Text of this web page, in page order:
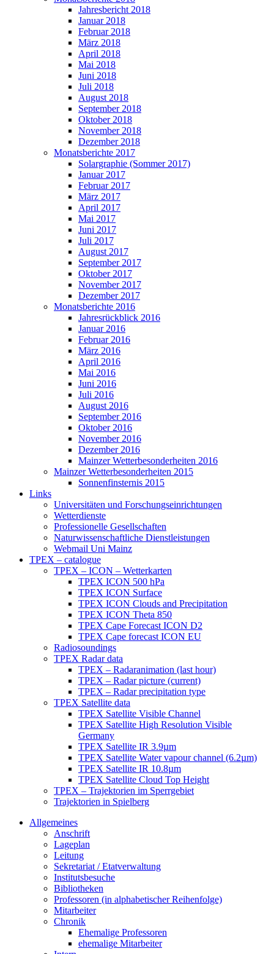
Jahresbericht 2018
Januar 2018
Februar 2018
März 2018
April 2018
Mai 2018
Juni 2018
Juli 2018
August 2018
September 2018
Oktober 2018
November 2018
Dezember 2018
Monatsberichte 2017
Solargraphie (Sommer 2017)
Januar 2017
Februar 2017
März 2017
April 2017
Mai 2017
Juni 2017
Juli 2017
August 2017
September 2017
Oktober 2017
November 2017
Dezember 2017
Monatsberichte 2016
Jahresrückblick 2016
Januar 2016
Februar 2016
März 2016
April 2016
Mai 2016
Juni 2016
Juli 2016
August 2016
September 2016
Oktober 2016
November 2016
Dezember 2016
Mainzer Wetterbesonderheiten 2016
Mainzer Wetterbesonderheiten 2015
Sonnenfinsternis 2015
Links
Universitäten und Forschungseinrichtungen
Wetterdienste
Professionelle Gesellschaften
Naturwissenschaftliche Dienstleistungen
Webmail Uni Mainz
TPEX – catalogue
TPEX – ICON – Wetterkarten
TPEX ICON 500 hPa
TPEX ICON Surface
TPEX ICON Clouds and Precipitation
TPEX ICON Theta 850
TPEX Cape Forecast ICON D2
TPEX Cape forecast ICON EU
Radiosoundings
TPEX Radar data
TPEX – Radaranimation (last hour)
TPEX – Radar picture (current)
TPEX – Radar precipitation type
TPEX Satellite data
TPEX Satellite Visible Channel
TPEX Satellite High Resolution Visible
Germany
TPEX Satellite IR 3.9µm
TPEX Satellite Water vapour channel (6.2µm)
TPEX Satellite IR 10.8µm
TPEX Satellite Cloud Top Height
TPEX – Trajektorien im Sperrgebiet
Trajektorien in Spielberg
Allgemeines
Anschrift
Lageplan
Leitung
Sekretariat / Etatverwaltung
Institutsbesuche
Bibliotheken
Professoren (in alphabetischer Reihenfolge)
Mitarbeiter
Chronik
Ehemalige Professoren
ehemalige Mitarbeiter